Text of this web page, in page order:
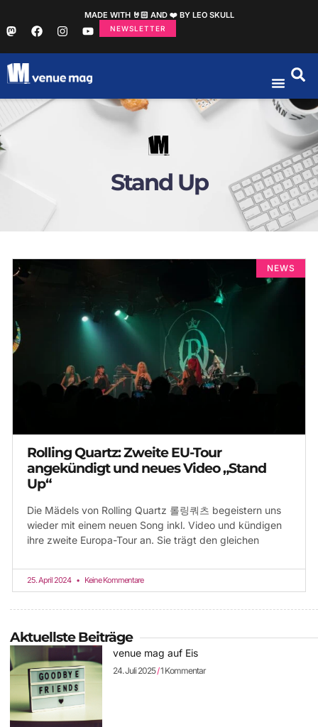
MADE WITH 🤘🏻 AND ❤️ BY LEO SKULL
NEWSLETTER
Stand Up
NEWS
Rolling Quartz: Zweite EU-Tour
angekündigt und neues Video „Stand
Up“
Die Mädels von Rolling Quartz 롤링쿼츠 begeistern uns
wieder mit einem neuen Song inkl. Video und kündigen
ihre zweite Europa-Tour an. Sie trägt den gleichen
25. April 2024 Keine Kommentare
Aktuellste Beiträge
venue mag auf Eis
24. Juli 2025 1 Kommentar